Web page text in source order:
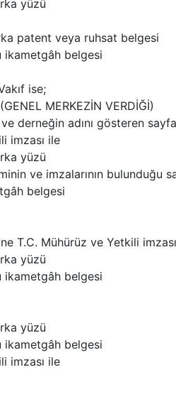
yüzü
patent veya ruhsat belgesi
ikametgâh belgesi
ise;
MERKEZİN VERDİĞİ)
derneğin adını gösteren sayfa
imzası ile
yüzü
ve imzalarının bulunduğu
belgesi
T.C. Mühürüz ve Yetkili
yüzü
ikametgâh belgesi
yüzü
ikametgâh belgesi
imzası ile